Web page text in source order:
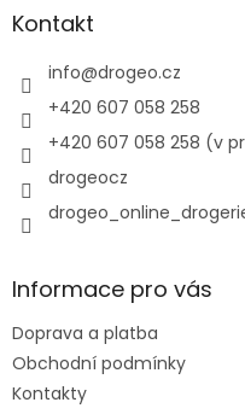
aKontakt
info@drogeo.cz
+420 607 058 258
+420 607 058 258 (v
drogeocz
Informace pro vás
Doprava a platba
Obchodní podmínky
Kontakty